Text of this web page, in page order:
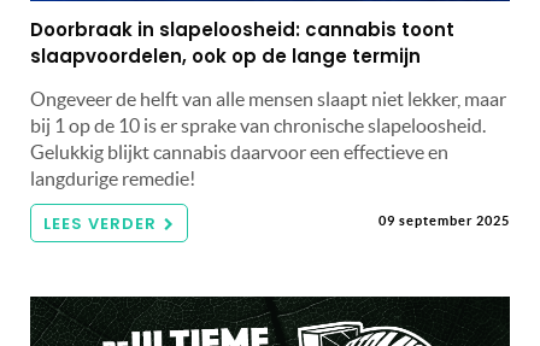
Doorbraak in slapeloosheid: cannabis toont
slaapvoordelen, ook op de lange termijn
Ongeveer de helft van alle mensen slaapt niet lekker, maar
bij 1 op de 10 is er sprake van chronische slapeloosheid.
Gelukkig blijkt cannabis daarvoor een effectieve en
langdurige remedie!
LEES VERDER 09 september 2025